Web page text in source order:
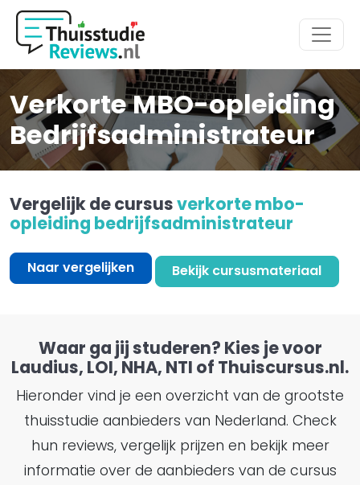
Hoofdmenu
Verkorte MBO-opleiding
Bedrijfsadministrateur
Vergelijk de cursusverkorte mbo-
opleiding bedrijfsadministrateur
Naar vergelijken Bekijk cursusmateriaal
Waar ga jij studeren? Kies je voor
Laudius, LOI, NHA, NTI of Thuiscursus.nl.
Hieronder vind je een overzicht van de grootste
thuisstudie aanbieders van Nederland. Check
hun reviews, vergelijk prijzen en bekijk meer
informatie over de aanbieders van de cursus